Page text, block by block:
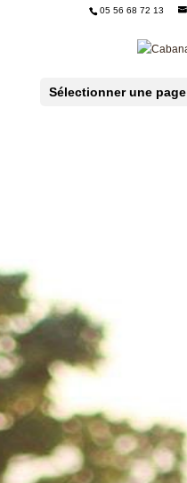
05 56 68 72 13
Sélectionner une page